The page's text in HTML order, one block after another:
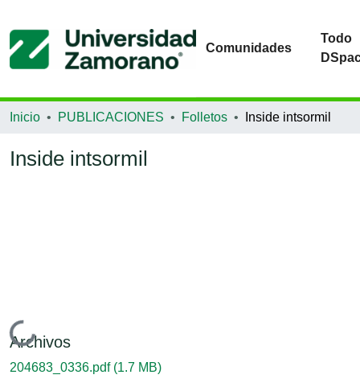
Comunidades
Todo
Inicio PUBLICACIONES Folletos Inside intsormil
Inside intsormil
Cargando...
Archivos
204683_0336.pdf (1.7 MB)